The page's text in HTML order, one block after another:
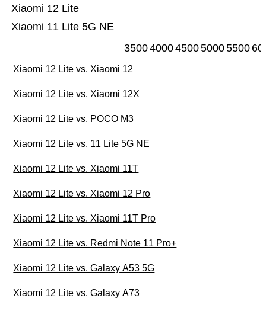
Xiaomi 11 Lite 5G NE
Xiaomi 12 Lite
35004000450050005500
Xiaomi 12 Lite vs. Xiaomi 12
Xiaomi 12 Lite vs. Xiaomi 12X
Xiaomi 12 Lite vs. POCO M3
Xiaomi 12 Lite vs. 11 Lite 5G NE
Xiaomi 12 Lite vs. Xiaomi 11T
Xiaomi 12 Lite vs. Xiaomi 12 Pro
Xiaomi 12 Lite vs. Xiaomi 11T Pro
Xiaomi 12 Lite vs. Redmi Note 11 Pro+
Xiaomi 12 Lite vs. Galaxy A53 5G
Xiaomi 12 Lite vs. Galaxy A73